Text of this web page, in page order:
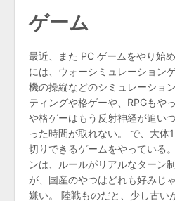
ゲーム
最近、また PC ゲームをやり始
には、ウォーシミュレーション
機の操縦などのシミュレーショ
ティングや格ゲーや、RPGもや
や格ゲーはもう反射神経が追い
った時間が取れない。 で、大体
切りできるゲームをやっている
ンは、ルールがリアルなターン
が、国産のやつはどれも好みじ
嫌い。 陸戦ものだと、少し古い